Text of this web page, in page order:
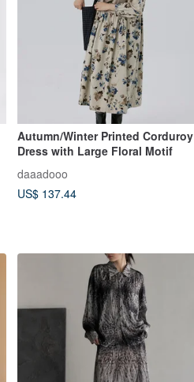
Autumn/Winter Printed Corduroy
Dress with Large Floral Motif
daaadooo
US$ 137.44